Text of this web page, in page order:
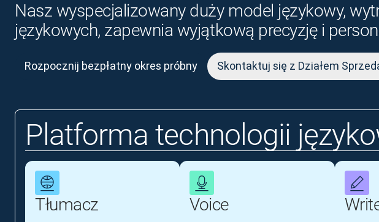
Nasz wyspecjalizowany duży model językowy,
językowych, zapewnia wyjątkową precyzję i
Rozpocznij bezpłatny okres próbny Skontaktuj się z Działem
Platforma technologii
Tłumacz Voice